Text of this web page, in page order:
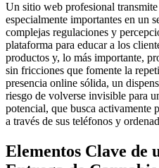
Un sitio web profesional
especialmente importantes en un
complejas regulaciones y
plataforma para educar a los
productos y, lo más importante,
sin fricciones que fomente la
presencia online sólida, un
riesgo de volverse invisible para
potencial, que busca activamente
a través de sus teléfonos y
Elementos Clave de